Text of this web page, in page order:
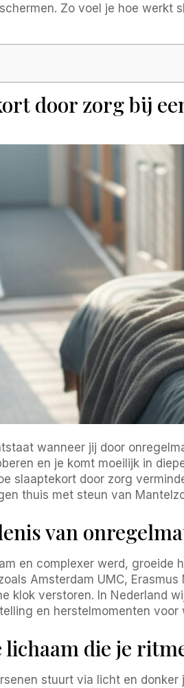
Zo voel je hoe werkt
door zorg bij
wanneer jij door
en je komt moeilijk in
slaaptekort door zorg
thuis met steun van
van
en complexer werd,
Amsterdam UMC,
klok verstoren. In Nederland
en herstelmomenten
lichaam die je
stuurt via licht en